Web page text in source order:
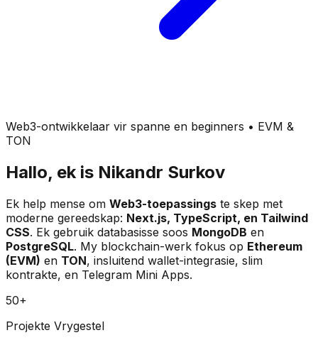
Web3-ontwikkelaar vir spanne en beginners • EVM &
TON
Hallo, ek is Nikandr Surkov
Ek help mense om Web3-toepassings te skep met
moderne gereedskap: Next.js, TypeScript, en Tailwind
CSS. Ek gebruik databasisse soos MongoDB en
PostgreSQL. My blockchain-werk fokus op Ethereum
(EVM) en TON, insluitend wallet-integrasie, slim
kontrakte, en Telegram Mini Apps.
50+
Projekte Vrygestel